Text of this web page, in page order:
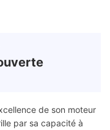
de son moteur
par sa capacité à